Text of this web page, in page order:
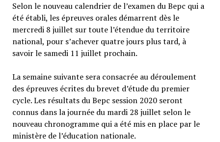
Selon le nouveau calendrier de l’examen du Bepc qui a
été établi, les épreuves orales démarrent dès le
mercredi 8 juillet sur toute l’étendue du territoire
national, pour s’achever quatre jours plus tard, à
savoir le samedi 11 juillet prochain.
La semaine suivante sera consacrée au déroulement
des épreuves écrites du brevet d’étude du premier
cycle. Les résultats du Bepc session 2020 seront
connus dans la journée du mardi 28 juillet selon le
nouveau chronogramme qui a été mis en place par le
ministère de l’éducation nationale.